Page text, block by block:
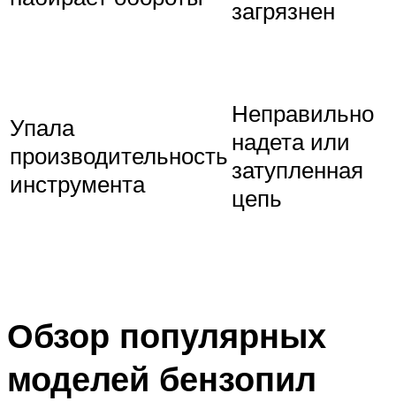
загрязнен
Упала
производительность
инструмента
Неправильно
надета или
затупленная
цепь
Обзор популярных
моделей бензопил